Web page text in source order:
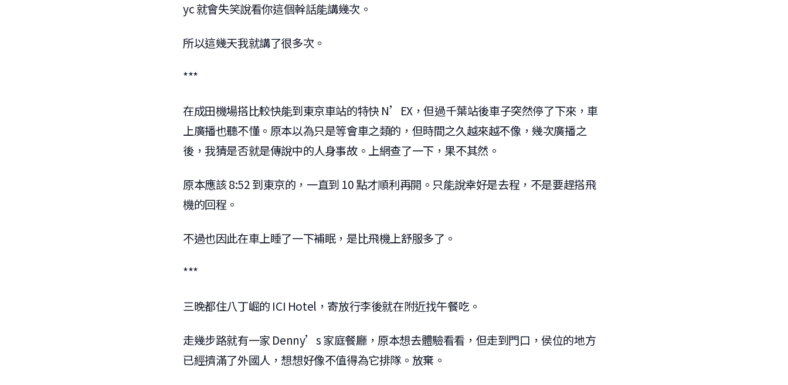
yc 就會失笑說看你這個幹話能講幾次。
所以這幾天我就講了很多次。
***
在成田機場搭比較快能到東京車站的特快 N’EX，但過千葉站後車子突然停了下來，車
上廣播也聽不懂。原本以為只是等會車之類的，但時間之久越來越不像，幾次廣播之
後，我猜是否就是傳說中的人身事故。上網查了一下，果不其然。
原本應該 8:52 到東京的，一直到 10 點才順利再開。只能說幸好是去程，不是要趕搭飛
機的回程。
不過也因此在車上睡了一下補眠，是比飛機上舒服多了。
***
三晚都住八丁崛的 ICI Hotel，寄放行李後就在附近找午餐吃。
走幾步路就有一家 Denny’s 家庭餐廳，原本想去體驗看看，但走到門口，侯位的地方
已經擠滿了外國人，想想好像不值得為它排隊。放棄。